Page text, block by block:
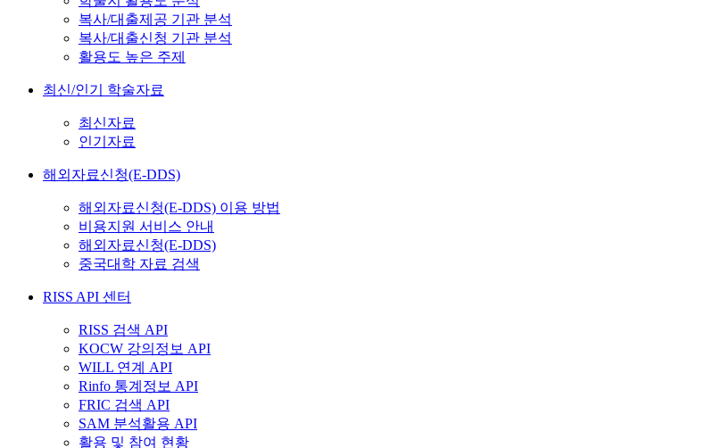
복사/대출제공 기관 분석
복사/대출신청 기관 분석
활용도 높은 주제
최신/인기 학술자료
최신자료
인기자료
해외자료신청(E-DDS)
해외자료신청(E-DDS) 이용 방법
비용지원 서비스 안내
해외자료신청(E-DDS)
중국대학 자료 검색
RISS API 센터
RISS 검색 API
KOCW 강의정보 API
WILL 연계 API
Rinfo 통계정보 API
FRIC 검색 API
SAM 분석활용 API
활용 및 참여 현황